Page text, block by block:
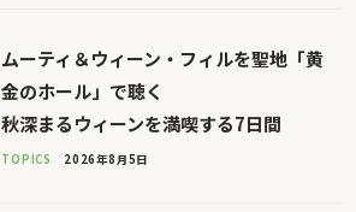
ムーティ＆ウィーン・フィルを聖地「黄
金のホール」で聴く
秋深まるウィーンを満喫する7日間
TOPICS 2026年8月5日